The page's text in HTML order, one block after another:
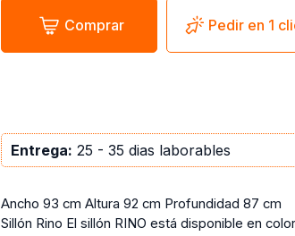
Comprar Pedir en 1
Entrega: 25 - 35 dias laborables
Ancho 93 cm Altura 92 cm Profundidad 87 cm
Sillón Rino El sillón RINO está disponible en